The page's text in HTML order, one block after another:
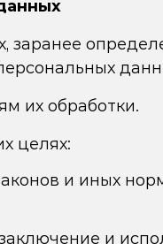
заранее
их обработки.
целях:
и иных
и